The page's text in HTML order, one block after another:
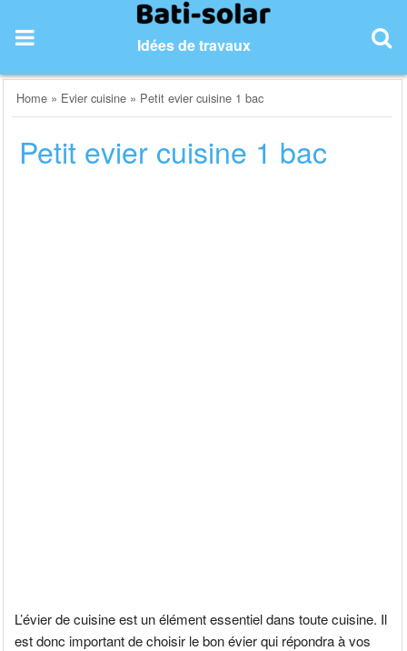
content
Idées de travaux
Home » Evier cuisine » Petit evier cuisine 1 bac
Petit evier cuisine 1 bac
L’évier de cuisine est un élément essentiel dans toute cuisine. Il
est donc important de choisir le bon évier qui répondra à vos